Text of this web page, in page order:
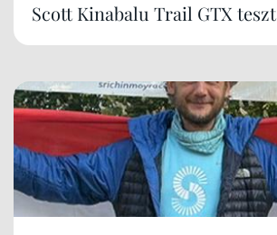
Scott Kinabalu Trail GTX teszt